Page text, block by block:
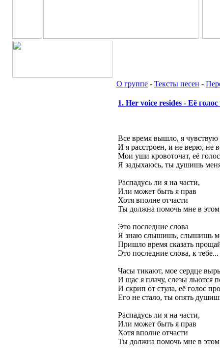
О группе - Тексты песен -
1. Her voice resides - Её
Все время вышло, я чувствую
И я расстроен, и не верю, не
Мои уши кровоточат, её
Я задыхаюсь, ты душишь
Распадусь ли я на части,
Или может быть я прав
Хотя вполне отчасти
Ты должна помочь мне в
Это последние слова
Я знаю слышишь, слышишь
Пришло время сказать
Это последние слова, к тебе...
Часы тикают, мое сердце
И щас я плачу, слезы льются
И скрип от стула, её голос
Его не стало, ты опять
Распадусь ли я на части,
Или может быть я прав
Хотя вполне отчасти
Ты должна помочь мне в